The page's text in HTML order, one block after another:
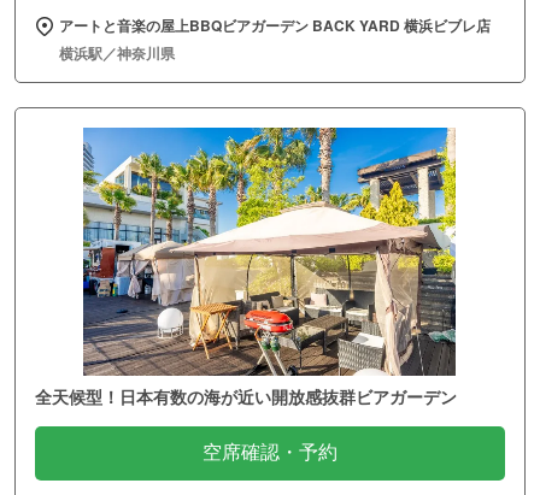
アートと音楽の屋上BBQビアガーデン BACK YARD 横浜ビブレ店
横浜駅／神奈川県
全天候型！日本有数の海が近い開放感抜群ビアガーデン
空席確認・予約